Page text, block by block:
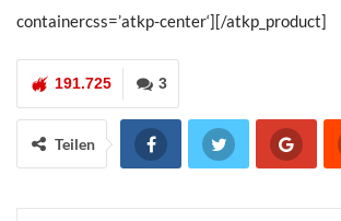
containercss=’atkp-center‘][/atkp_product]
3
191.725
Teilen